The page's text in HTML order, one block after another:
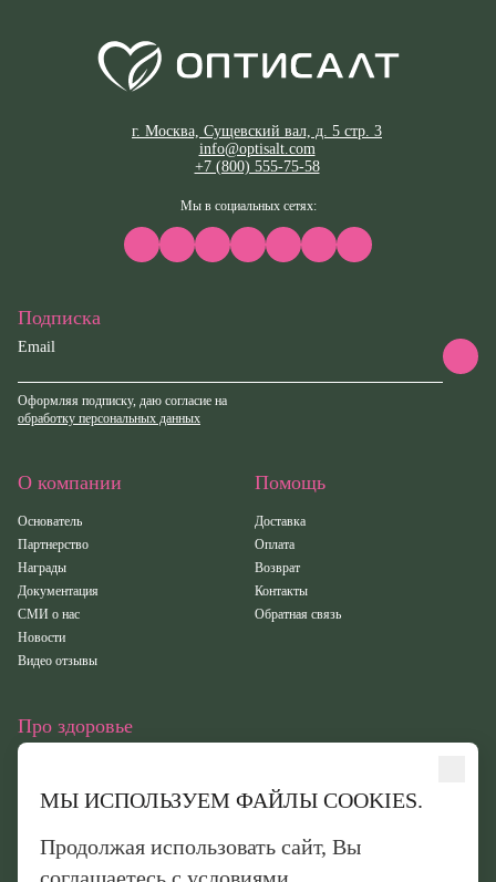
МЫ ИСПОЛЬЗУЕМ ФАЙЛЫ COOKIES.
Продолжая использовать сайт, Вы
г. Москва, Сущевский вал, д. 5 стр. 3
info@optisalt.com
+7 (800) 555-75-58
Мы в социальных сетях:
Подписка
Email
Оформляя подписку, даю согласие на
обработку персональных данных
О компании
Основатель
Партнерство
Награды
Документация
СМИ о нас
Новости
Видео отзывы
Помощь
Доставка
Оплата
Возврат
Контакты
Обратная связь
Про здоровье
Здоровье
Иридотест